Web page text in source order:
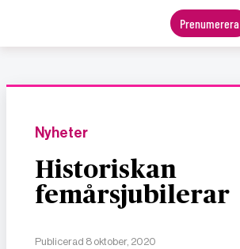
Prenumerera
Nyheter
Historiskan
femårsjubilerar
Publicerad 8 oktober, 2020